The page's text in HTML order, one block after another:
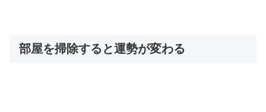
部屋を掃除すると運勢が変わる